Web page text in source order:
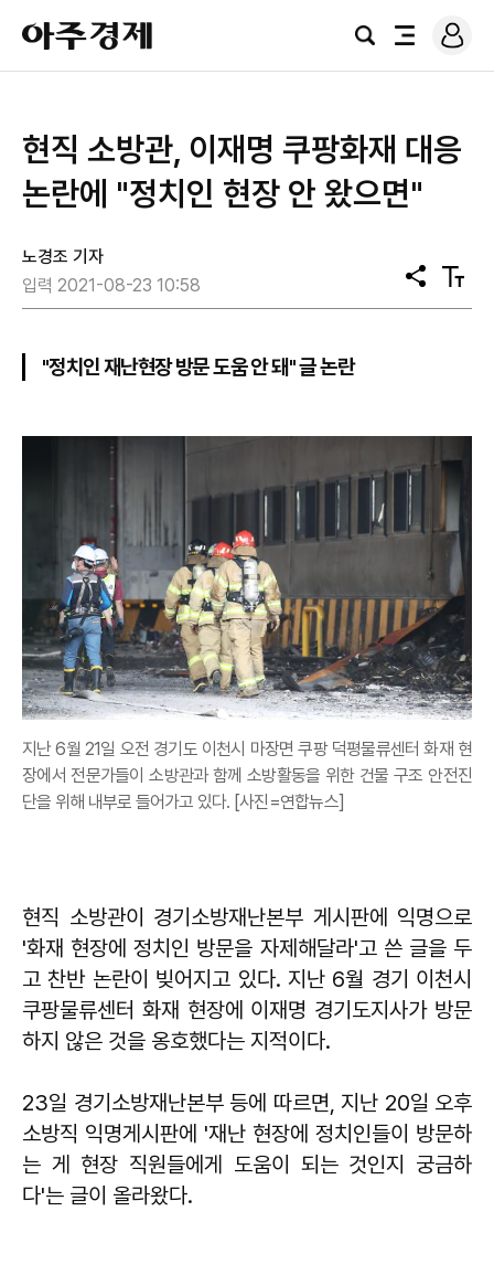
아
주
경
검
전
로
그
현직 소방관, 이재명 쿠팡화재 대응
논란에 "정치인 현장 안 왔으면"
노경조 기자
입력 2021-08-23 10:58
공
유
텍
스
"정치인 재난현장 방문 도움 안 돼" 글 논란
지난 6월 21일 오전 경기도 이천시 마장면 쿠팡 덕평물류센터 화재 현
장에서 전문가들이 소방관과 함께 소방활동을 위한 건물 구조 안전진
단을 위해 내부로 들어가고 있다. [사진=연합뉴스]
현직 소방관이 경기소방재난본부 게시판에 익명으로
'화재 현장에 정치인 방문을 자제해달라'고 쓴 글을 두
고 찬반 논란이 빚어지고 있다. 지난 6월 경기 이천시
쿠팡물류센터 화재 현장에 이재명 경기도지사가 방문
하지 않은 것을 옹호했다는 지적이다.
23일 경기소방재난본부 등에 따르면, 지난 20일 오후
소방직 익명게시판에 '재난 현장에 정치인들이 방문하
는 게 현장 직원들에게 도움이 되는 것인지 궁금하
다'는 글이 올라왔다.